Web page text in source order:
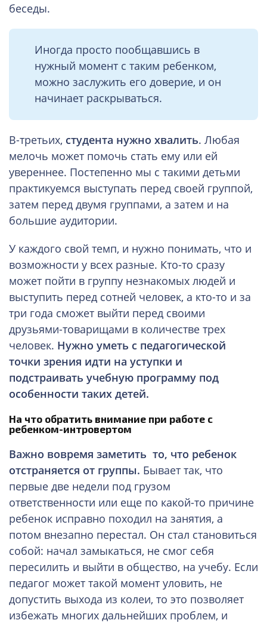
беседы.
Иногда просто пообщавшись в
нужный момент с таким ребенком,
можно заслужить его доверие, и он
начинает раскрываться.
В-третьих, студента нужно хвалить. Любая
мелочь может помочь стать ему или ей
увереннее. Постепенно мы с такими детьми
практикуемся выступать перед своей группой,
затем перед двумя группами, а затем и на
большие аудитории.
У каждого свой темп, и нужно понимать, что и
возможности у всех разные. Кто-то сразу
может пойти в группу незнакомых людей и
выступить перед сотней человек, а кто-то и за
три года сможет выйти перед своими
друзьями-товарищами в количестве трех
человек. Нужно уметь с педагогической
точки зрения идти на уступки и
подстраивать учебную программу под
особенности таких детей.
На что обратить внимание при работе с
ребенком-интровертом
Важно вовремя заметить то, что ребенок
отстраняется от группы. Бывает так, что
первые две недели под грузом
ответственности или еще по какой-то причине
ребенок исправно походил на занятия, а
потом внезапно перестал. Он стал становиться
собой: начал замыкаться, не смог себя
пересилить и выйти в общество, на учебу. Если
педагог может такой момент уловить, не
допустить выхода из колеи, то это позволяет
избежать многих дальнейших проблем, и